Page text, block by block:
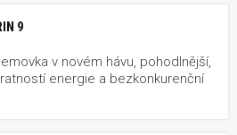
9
v novém hávu, pohodlnější,
energie a bezkonkurenční